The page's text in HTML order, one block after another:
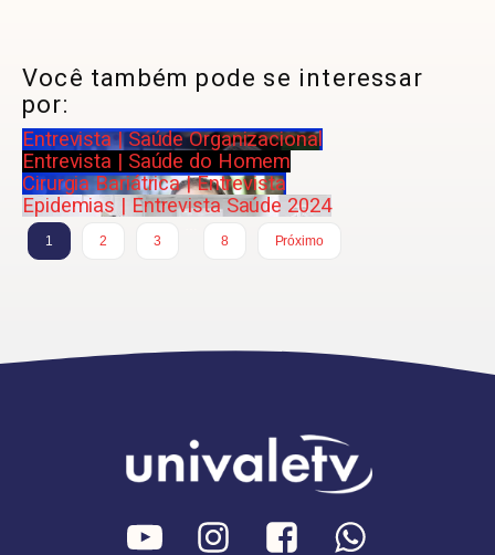
Você também pode se interessar
por:
Entrevista | Saúde Organizacional
Entrevista | Saúde do Homem
Cirurgia Bariátrica | Entrevista
Epidemias | Entrevista Saúde 2024
1 2 3
8
Próximo